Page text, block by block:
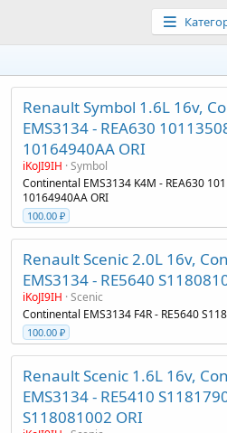
Renault Symbol 1.6L 16v,
EMS3134 - REA630
10164940AA ORI
iKoJI9IH Symbol
Continental EMS3134 K4M - REA630
10164940AA ORI
100.00 ₽
Renault Scenic 2.0L 16v,
EMS3134 - RE5640
iKoJI9IH Scenic
Continental EMS3134 F4R - RE5640
100.00 ₽
Renault Scenic 1.6L 16v,
EMS3134 - RE5410
S118081002 ORI